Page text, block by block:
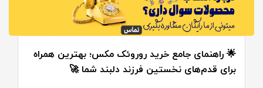
🌟 راهنمای جامع خرید روروئک مکس؛ بهترین همراه
برای قدم‌های نخستین فرزند دلبند شما 🚀